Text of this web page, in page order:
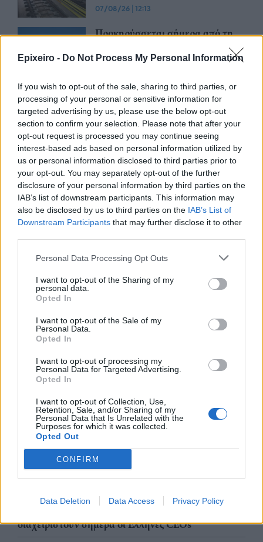
Epixeiro - Do Not Process My Personal Information
If you wish to opt-out of the sale, sharing to third parties, or
processing of your personal or sensitive information for
targeted advertising by us, please use the below opt-out
section to confirm your selection. Please note that after your
opt-out request is processed you may continue seeing
interest-based ads based on personal information utilized by
us or personal information disclosed to third parties prior to
your opt-out. You may separately opt-out of the further
disclosure of your personal information by third parties on the
IAB’s list of downstream participants. This information may
also be disclosed by us to third parties on the IAB’s List of
Downstream Participants that may further disclose it to other
Personal Data Processing Opt Outs
I want to opt-out of the Sharing of my
personal data.
Opted In
I want to opt-out of the Sale of my
Personal Data.
Opted In
I want to opt-out of processing my
Personal Data for Targeted Advertising.
Opted In
I want to opt-out of Collection, Use,
Retention, Sale, and/or Sharing of my
Personal Data that Is Unrelated with the
Purposes for which it was collected.
Opted Out
CONFIRM
Data Deletion Data Access Privacy Policy
07/08/26 | 12:13
Προκηρύσσεται σήμερα από τη
Επενδύσεων το καθεστώς της
07/08/26|12:02
Πάνω από 1.500 έλεγχοι σε
περισσότερες από 300 παραλίες
07/08/26|10:58
Business Know-how
Η σεζόν τελειώνει: Πόσα λεφτά έμειναν στην
διαχειριστούν σήμερα οι Έλληνες CEOs